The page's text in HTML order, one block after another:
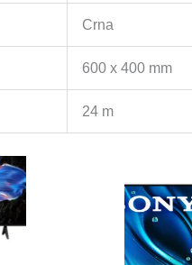
Crna
600 x 400 mm
24 m